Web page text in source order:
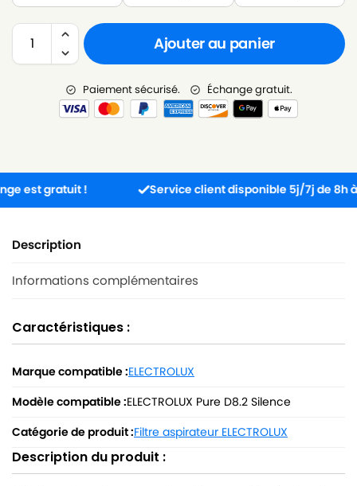
Ajouter au panier
Paiement sécurisé. Échange gratuit.
gratuit ! Service client disponible 5j/7j de 8h à
Description
Informations complémentaires
Caractéristiques :
Marque compatible :ELECTROLUX
Modèle compatible :ELECTROLUX Pure D8.2 Silence
Catégorie de produit :Filtre aspirateur ELECTROLUX
Description du produit :